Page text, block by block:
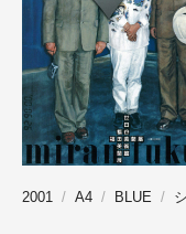
2001 A4 BLUE